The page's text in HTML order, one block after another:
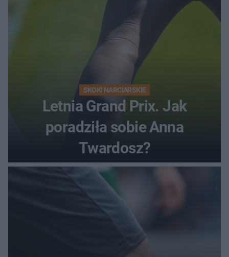
SKOKI NARCIARSKIE
Letnia Grand Prix. Jak
poradziła sobie Anna
Twardosz?